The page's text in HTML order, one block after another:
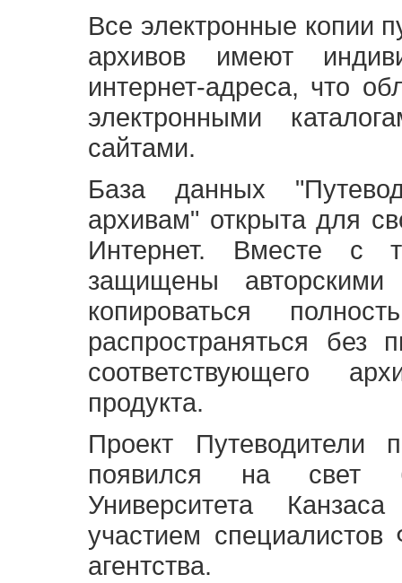
Все электронные копии
архивов имеют
интернет-адреса, что
электронными
сайтами.
База данных
архивам" открыта для
Интернет. Вместе с
защищены
копироваться
распространяться без
соответствующего
продукта.
Проект Путеводители
появился на свет
Университета
участием специалистов
агентства.